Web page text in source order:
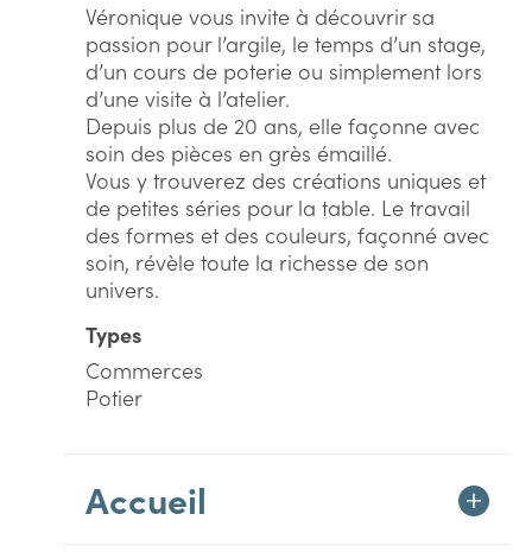
Véronique vous invite à découvrir sa
passion pour l’argile, le temps d’un stage,
d’un cours de poterie ou simplement lors
d’une visite à l’atelier.
Depuis plus de 20 ans, elle façonne avec
soin des pièces en grès émaillé.
Vous y trouverez des créations uniques et
de petites séries pour la table. Le travail
des formes et des couleurs, façonné avec
soin, révèle toute la richesse de son
univers.
Types
Commerces
Potier
Accueil